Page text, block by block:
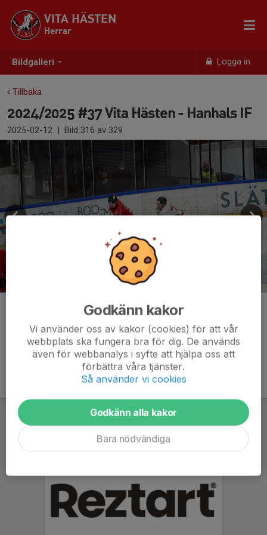
Bildgalleri Logga in
VITA HÄSTEN
Herrar
Tillbaka
2024/2025 #37 Vita Hästen - Hanhals IF
2025-02-12 | Bild 316 av 329
Godkänn kakor
Vi använder oss av kakor (cookies) för att vår
webbplats ska fungera bra för dig. De används
även för webbanalys i syfte att hjälpa oss att
förbättra våra tjänster.
Så använder vi cookies
Godkänn alla kakor
Bara nödvändiga